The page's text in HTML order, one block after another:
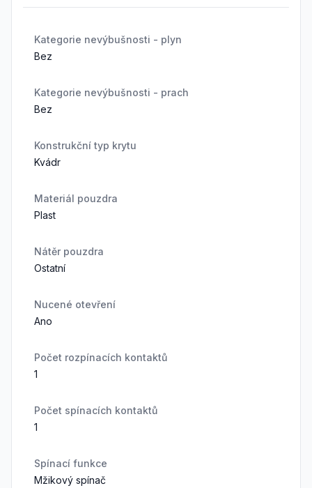
Kategorie nevýbušnosti - plyn
Bez
Kategorie nevýbušnosti - prach
Bez
Konstrukční typ krytu
Kvádr
Materiál pouzdra
Plast
Nátěr pouzdra
Ostatní
Nucené otevření
Ano
Počet rozpínacích kontaktů
1
Počet spínacích kontaktů
1
Spínací funkce
Mžikový spínač